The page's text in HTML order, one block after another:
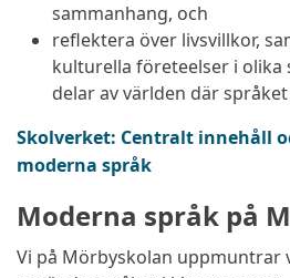
sammanhang, och
reflektera över livsvillkor,
kulturella företeelser i olika
delar av världen där
Skolverket: Centralt innehåll
moderna språk
(extern länk, öppnas i ny flik)
Moderna språk på
Vi på Mörbyskolan uppmuntrar